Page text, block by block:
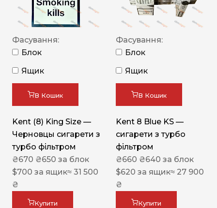
Фасування:
Блок
Ящик
В Кошик
Kent (8) King Size —
Черновцы сигарети з
турбо фільтром
₴670 ₴650 за блок
$700 за ящик≈ 31 500
₴
Купити
Фасування:
Блок
Ящик
В Кошик
Kent 8 Blue KS —
сигарети з турбо
фільтром
₴660 ₴640 за блок
$620 за ящик≈ 27 900
₴
Купити